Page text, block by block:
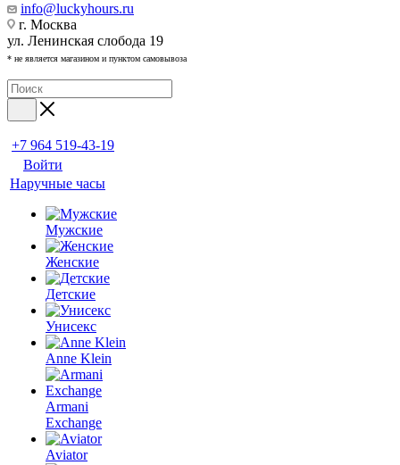
info@luckyhours.ru
г. Москва
ул. Ленинская слобода 19
* не является магазином и пунктом самовывоза
+7 964 519-43-19
Войти
Наручные часы
Мужские
Женские
Детские
Унисекс
Anne Klein
Armani
Exchange
Aviator